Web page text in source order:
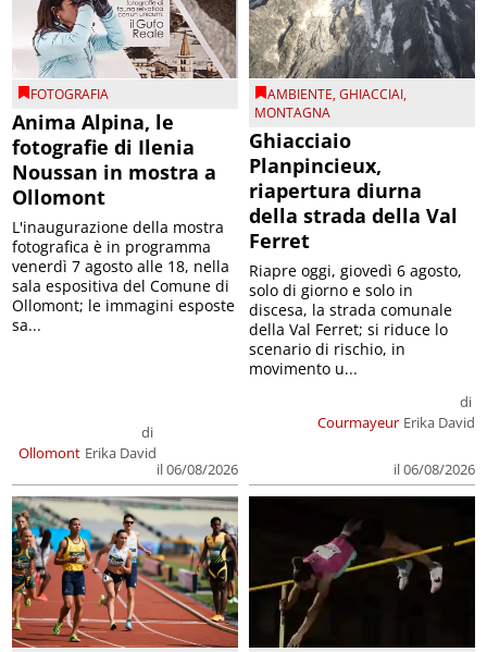
FOTOGRAFIA
Anima Alpina, le
fotografie di Ilenia
Noussan in mostra a
Ollomont
Ollomont
di
Erika David
il 06/08/2026
L'inaugurazione della mostra
fotografica è in programma
venerdì 7 agosto alle 18, nella
sala espositiva del Comune di
Ollomont; le immagini esposte
sa...
AMBIENTE,GHIACCIAI,
MONTAGNA
Ghiacciaio
Planpincieux,
riapertura diurna
della strada della Val
Ferret
Courmayeur
di
Erika David
il 06/08/2026
Riapre oggi, giovedì 6 agosto,
solo di giorno e solo in
discesa, la strada comunale
della Val Ferret; si riduce lo
scenario di rischio, in
movimento u...